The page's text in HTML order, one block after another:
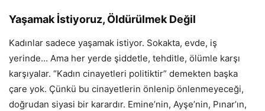
Yaşamak İstiyoruz, Öldürülmek Değil
Kadınlar sadece yaşamak istiyor. Sokakta, evde, iş
yerinde… Ama her yerde şiddetle, tehditle, ölümle karşı
karşıyalar. “Kadın cinayetleri politiktir” demekten başka
çare yok. Çünkü bu cinayetlerin önlenip önlenmeyeceği,
doğrudan siyasi bir karardır. Emine’nin, Ayşe’nin, Pınar’ın,